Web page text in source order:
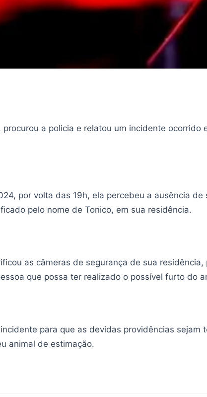
a policia e relatou um incidente ocorrido
por volta das 19h, ela percebeu a ausência de
pelo nome de Tonico, em sua residência.
as câmeras de segurança de sua residência,
que possa ter realizado o possível furto do
para que as devidas providências sejam
animal de estimação.